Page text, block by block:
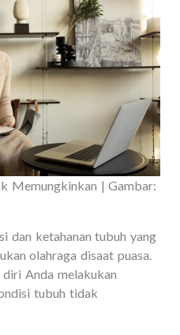
Memungkinkan | Gambar:
dan ketahanan tubuh yang
olahraga disaat puasa.
diri Anda melakukan
tubuh tidak